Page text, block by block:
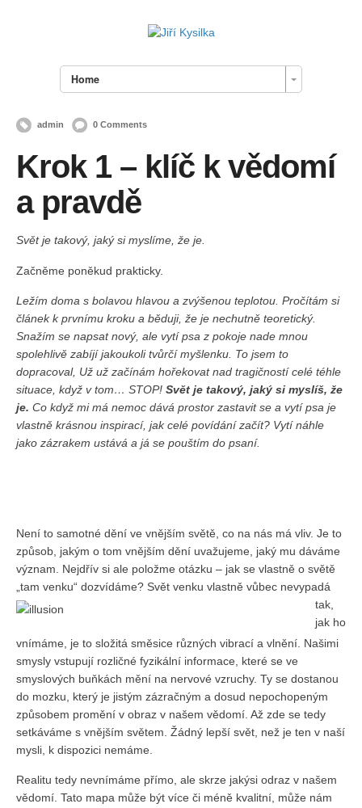
Home
admin 0 Comments
Krok 1 – klíč k vědomí
a pravdě
Svět je takový, jaký si myslíme, že je.
Začněme poněkud prakticky.
Ležím doma s bolavou hlavou a zvýšenou teplotou. Pročítám si
článek k prvnímu kroku a běduji, že je nechutně teoretický.
Snažím se napsat nový, ale vytí psa z pokoje nade mnou
spolehlivě zabíjí jakoukoli tvůrčí myšlenku. To jsem to
dopracoval, Už už začínám hořekovat nad tragičností celé téhle
situace, když v tom… STOP! Svět je takový, jaký si myslíš, že
je. Co když mi má nemoc dává prostor zastavit se a vytí psa je
vlastně krásnou inspirací, jak celé povídání začít? Vytí náhle
jako zázrakem ustává a já se pouštím do psaní.
Není to samotné dění ve vnějším světě, co na nás má vliv. Je to
způsob, jakým o tom vnějším dění uvažujeme, jaký mu dáváme
význam. Nejdřív si ale položme otázku – jak se vlastně o světě
„tam venku“ dozvídáme? Svět venku vlastně vůbec nevypadá
tak,
jak ho
vnímáme, je to složitá směsice různých vibrací a vlnění. Našimi
smysly vstupují rozličné fyzikální informace, které se ve
smyslových buňkách mění na nervové vzruchy. Ty se dostanou
do mozku, který je jistým zázračným a dosud nepochopeným
způsobem promění v obraz v našem vědomí. Až zde se tedy
setkáváme s vnějším světem. Žádný lepší svět, než je ten v naší
mysli, k dispozici nemáme.
Realitu tedy nevnímáme přímo, ale skrze jakýsi odraz v našem
vědomí. Tato mapa může být více či méně kvalitní, může nám